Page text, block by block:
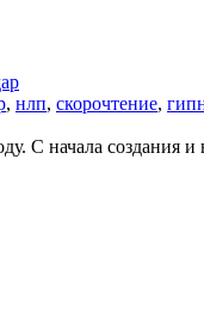
, нлп, скорочтение,
С начала создания